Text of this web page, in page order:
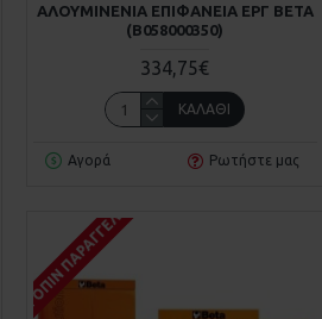
ΑΛΟΥΜΙΝΈΝΙΑ ΕΠΙΦΆΝΕΙΑ ΕΡΓ BETA
(Β058000350)
334,75€
ΚΑΛΆΘΙ
Αγορά Ρωτήστε μας
ΚΑΤΌΠΙΝ ΠΑΡΑΓΓΕΛΊΑΣ